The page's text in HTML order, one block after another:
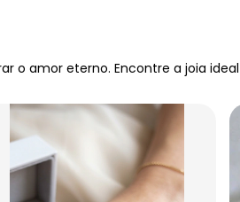
o amor eterno. Encontre a joia